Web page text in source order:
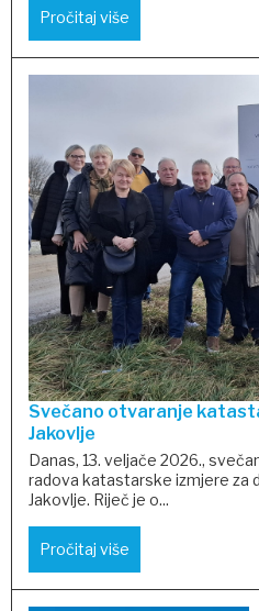
Pročitaj više
Svečano otvaranje
Jakovlje
Danas, 13. veljače 2026.,
radova katastarske izmjere za
Jakovlje. Riječ je o...
Pročitaj više